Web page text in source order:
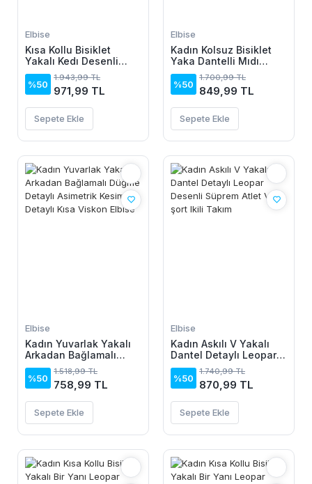
Elbise
Kısa Kollu Bisiklet
Yakalı Kedı Desenli
Midi Vıskon Elbise
%50
1.943,99 TL
971,99 TL
Sepete Ekle
Elbise
Kadın Kolsuz Bisiklet
Yaka Dantelli Mıdı
Janjan Krep Elbise
%50
1.700,99 TL
849,99 TL
Sepete Ekle
Elbise
Kadın Yuvarlak Yakalı
Arkadan Bağlamalı
Düğme Detaylı
Asimetrik Kesim Detaylı
Kısa Viskon Elbise
%50
1.518,99 TL
758,99 TL
Sepete Ekle
Elbise
Kadın Askılı V Yakalı
Dantel Detaylı Leopar
Desenli Süprem Atlet
Ve şort Ikili Takım
%50
1.740,99 TL
870,99 TL
Sepete Ekle